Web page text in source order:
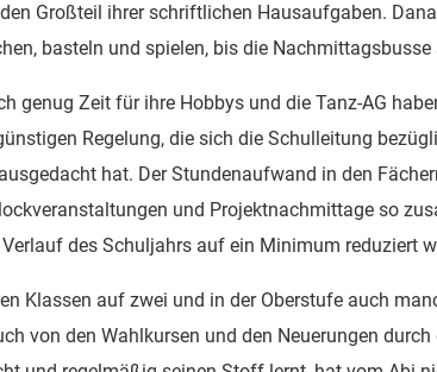
Großteil ihrer schriftlichen Hausaufgaben.
basteln und spielen, bis die
genug Zeit für ihre Hobbys und die Tanz-AG
Regelung, die sich die Schulleitung
hat. Der Stundenaufwand in den
und Projektnachmittage so
des Schuljahrs auf ein Minimum reduziert
Klassen auf zwei und in der Oberstufe auch
von den Wahlkursen und den Neuerungen